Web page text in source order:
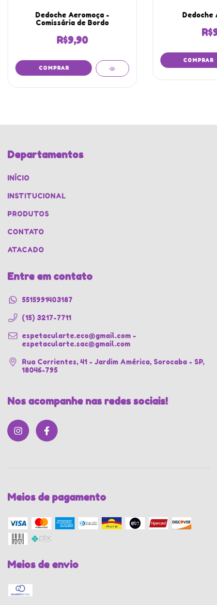
Dedoche Aeromoça -
Comissária de Bordo
R$9,90
Dedoche
Departamentos
INÍCIO
INSTITUCIONAL
PRODUTOS
CONTATO
ATACADO
Entre em contato
5515991403187
(15) 3217-7711
espetacularte.eco@gmail.com -
espetacularte.sac@gmail.com
Rua Corrientes, 41 - Jardim América, Sorocaba - SP,
18046-795
Nos acompanhe nas redes sociais!
Meios de pagamento
Meios de envio